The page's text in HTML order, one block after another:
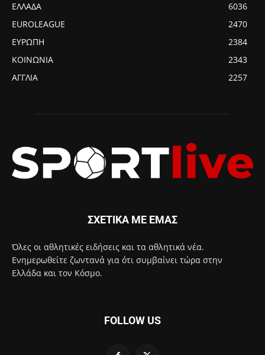
ΕΛΛΑΔΑ
6036
EUROLEAGUE
2470
ΕΥΡΩΠΗ
2384
ΚΟΙΝΩΝΙΑ
2343
ΑΓΓΛΙΑ
2257
ΣΧΕΤΙΚΑ ΜΕ ΕΜΑΣ
Όλες οι αθλητικές ειδήσεις και τα αθλητικά νέα.
Ενημερωθείτε ζωντανά για ότι συμβαίνει τώρα στην
Ελλάδα και τον Κόσμο.
FOLLOW US